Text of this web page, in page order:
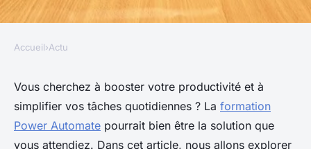
Découvrez comment la
formation power automate
transforme votre efficacité
Accueil›Actu
Vous cherchez à booster votre productivité et à
simplifier vos tâches quotidiennes ? La formation
Power Automate pourrait bien être la solution que
vous attendiez. Dans cet article, nous allons explorer